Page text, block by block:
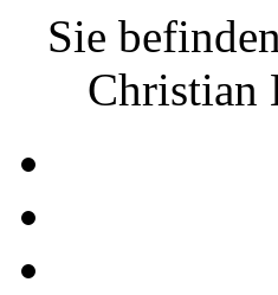
Sie
Christian